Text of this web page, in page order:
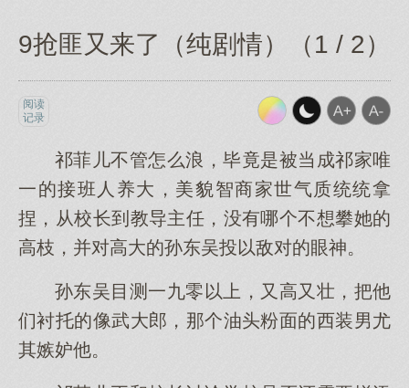
9抢匪又来了（纯剧情）（1 / 2）
阅读
记录
祁菲儿不管怎么浪，毕竟是被当成祁家唯
一的接班人养大，美貌智商家世气质统统拿
捏，从校长到教导主任，没有哪个不想攀她的
高枝，并对高大的孙东吴投以敌对的眼神。
孙东吴目测一九零以上，又高又壮，把他
们衬托的像武大郎，那个油头粉面的西装男尤
其嫉妒他。